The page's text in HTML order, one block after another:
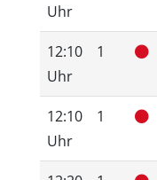
Uhr
12:10
Uhr
1
12:10
Uhr
1